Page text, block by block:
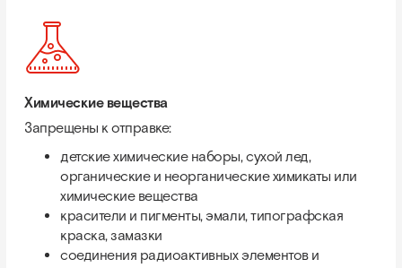
Химические вещества
Запрещены к отправке:
детские химические наборы, сухой лед,
органические и неорганические химикаты или
химические вещества
красители и пигменты, эмали, типографская
краска, замазки
соединения радиоактивных элементов и